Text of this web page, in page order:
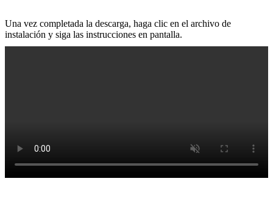
Una vez completada la descarga, haga clic en el archivo de
instalación y siga las instrucciones en pantalla.